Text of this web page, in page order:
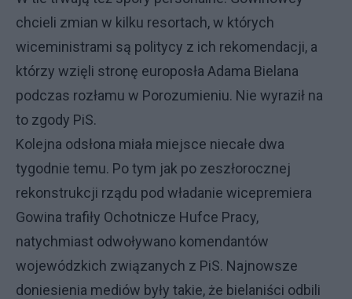
chcieli zmian w kilku resortach, w których
wiceministrami są politycy z ich rekomendacji, a
którzy wzięli stronę europosła Adama Bielana
podczas rozłamu w Porozumieniu. Nie wyraził na
to zgody PiS.
Kolejna odsłona miała miejsce niecałe dwa
tygodnie temu. Po tym jak po zeszłorocznej
rekonstrukcji rządu pod władanie wicepremiera
Gowina trafiły Ochotnicze Hufce Pracy,
natychmiast odwoływano komendantów
wojewódzkich związanych z PiS. Najnowsze
doniesienia mediów były takie, że bielaniści odbili